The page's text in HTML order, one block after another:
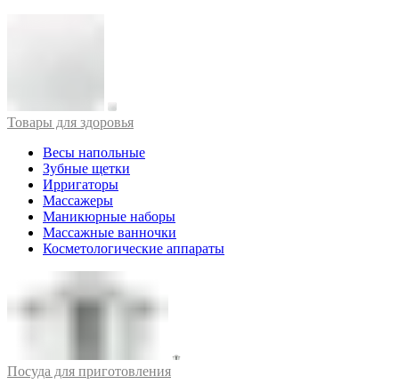
Товары для здоровья
Весы напольные
Зубные щетки
Ирригаторы
Массажеры
Маникюрные наборы
Массажные ванночки
Косметологические аппараты
Посуда для приготовления